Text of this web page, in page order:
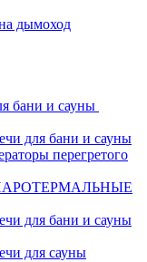
дымоход
бани и сауны
для бани и сауны
перегретого
ПАРОТЕРМАЛЬНЫЕ
для бани и сауны
для сауны